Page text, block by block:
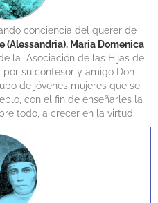
conciencia del querer de
(Alessandria), Maria Domenica
la Asociación de las Hijas de
su confesor y amigo Don
de jóvenes mujeres que se
con el fin de enseñarles la
todo, a crecer en la virtud.